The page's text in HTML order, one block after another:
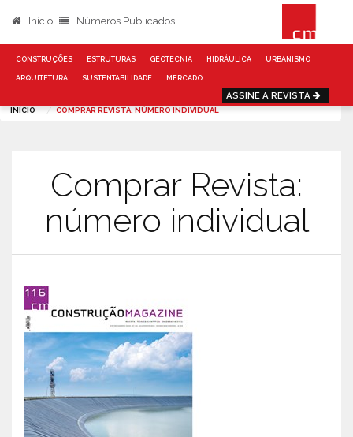
Início Números Publicados
CONSTRUÇÕES ESTRUTURAS GEOTECNIA HIDRÁULICA URBANISMO
ARQUITETURA SUSTENTABILIDADE MERCADO
ASSINE A REVISTA
INÍCIO COMPRAR REVISTA, NÚMERO INDIVIDUAL
Comprar Revista:
número individual